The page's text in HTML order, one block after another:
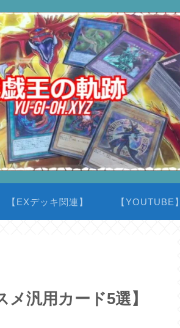
【EXデッキ関連】 【YOUTUBE】
汎用カード5選】